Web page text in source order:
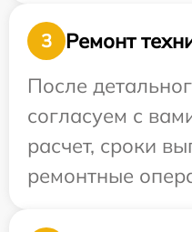
3
Ремонт
После
согласуем с
расчет, сроки
ремонтные